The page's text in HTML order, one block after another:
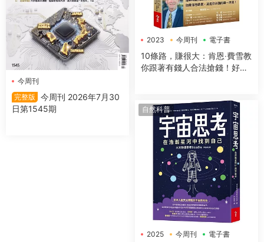
今周刊
完整版
今周刊 2026年7月30
日第1545期
2023 今周刊 電子書
10條路，賺很大：肯恩‧費雪教
你跟著有錢人合法搶錢！好
自然科普
2025 今周刊 電子書